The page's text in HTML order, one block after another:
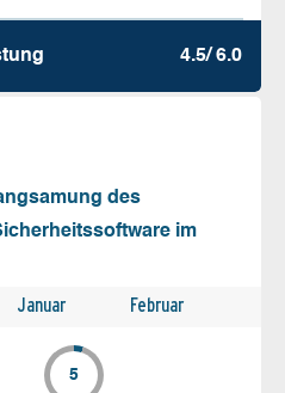
4.5/ 6.0
des
im
Januar Februar
5